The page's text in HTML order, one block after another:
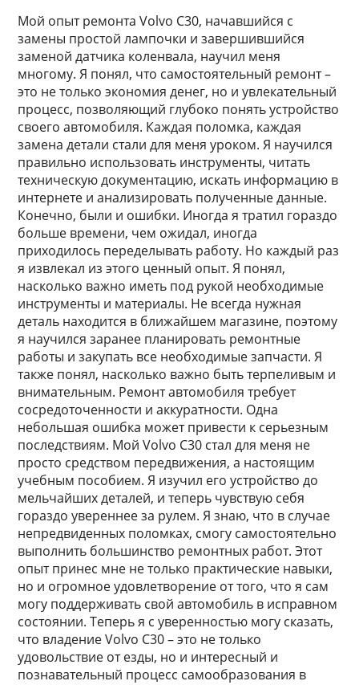
Мой опыт ремонта Volvo C30, начавшийся с
замены простой лампочки и завершившийся
заменой датчика коленвала, научил меня
многому. Я понял, что самостоятельный ремонт –
это не только экономия денег, но и увлекательный
процесс, позволяющий глубоко понять устройство
своего автомобиля. Каждая поломка, каждая
замена детали стали для меня уроком. Я научился
правильно использовать инструменты, читать
техническую документацию, искать информацию в
интернете и анализировать полученные данные.
Конечно, были и ошибки. Иногда я тратил гораздо
больше времени, чем ожидал, иногда
приходилось переделывать работу. Но каждый раз
я извлекал из этого ценный опыт. Я понял,
насколько важно иметь под рукой необходимые
инструменты и материалы. Не всегда нужная
деталь находится в ближайшем магазине, поэтому
я научился заранее планировать ремонтные
работы и закупать все необходимые запчасти. Я
также понял, насколько важно быть терпеливым и
внимательным. Ремонт автомобиля требует
сосредоточенности и аккуратности. Одна
небольшая ошибка может привести к серьезным
последствиям. Мой Volvo C30 стал для меня не
просто средством передвижения, а настоящим
учебным пособием. Я изучил его устройство до
мельчайших деталей, и теперь чувствую себя
гораздо увереннее за рулем. Я знаю, что в случае
непредвиденных поломках, смогу самостоятельно
выполнить большинство ремонтных работ. Этот
опыт принес мне не только практические навыки,
но и огромное удовлетворение от того, что я сам
могу поддерживать свой автомобиль в исправном
состоянии. Теперь я с уверенностью могу сказать,
что владение Volvo C30 – это не только
удовольствие от езды, но и интересный и
познавательный процесс самообразования в